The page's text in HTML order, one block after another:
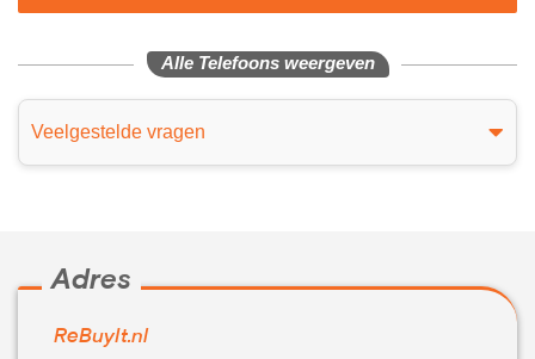
Alle Telefoons weergeven
Veelgestelde vragen
Adres
ReBuyIt.nl